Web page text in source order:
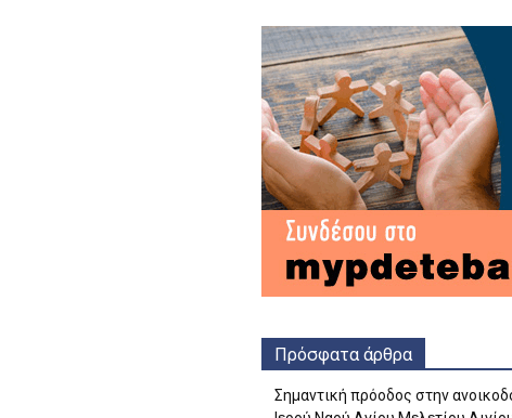
Πρόσφατα άρθρα
Σημαντική πρόοδος στην